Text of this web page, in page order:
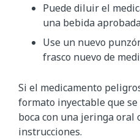
Puede diluir el
una bebida
Use un nuevo
frasco nuevo de
Si el medicamento
formato inyectable que
boca con una jeringa oral
instrucciones.